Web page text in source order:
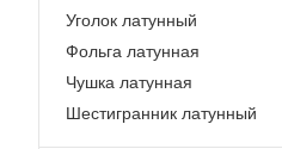
Уголок латунный
Фольга латунная
Чушка латунная
Шестигранник латунный